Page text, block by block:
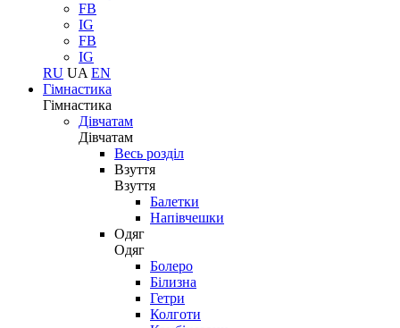
FB
IG
FB
IG
RU UA EN
Гімнастика
Гімнастика
Дівчатам
Дівчатам
Весь розділ
Взуття
Взуття
Балетки
Напівчешки
Одяг
Одяг
Болеро
Білизна
Гетри
Колготи